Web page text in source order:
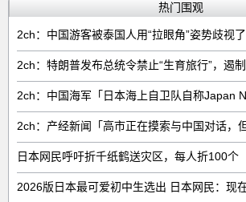
热门围观
2ch：中国游客被泰国人用“拉眼角”姿势歧视了
2ch：中国海军「日本海上自卫队自称Japan
日本网民呼吁折千纸鹤送灾区，每人折100个